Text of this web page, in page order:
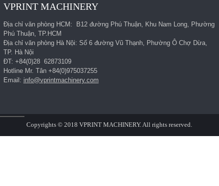
VPRINT MACHINERY
Địa chỉ văn phòng HCM: B12 đường Phú Thuận, Khu Nam Long, Phường
Phú Thuận, TP.HCM
Địa chỉ văn phòng Hà Nội: Số 6 đường Vũ Thạnh, Phường Ô Chợ Dừa,
TP. Hà Nội
ĐT: +84(0)28 62873109
Hotline Mr. Tân +84(0)975037255
Email: info@vprintmachinery.com
Copyrights © 2018 VPRINT MACHINERY. All rights reserved.